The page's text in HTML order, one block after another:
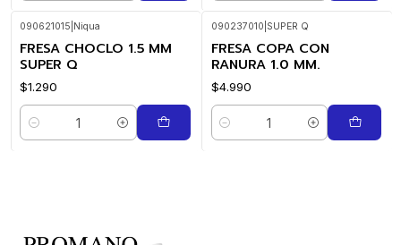
090621015 Niqua
FRESA CHOCLO 1.5 MM
SUPER Q
$1.290
Cantidad
090237010 SUPER Q
FRESA COPA CON
RANURA 1.0 MM.
$4.990
Cantidad